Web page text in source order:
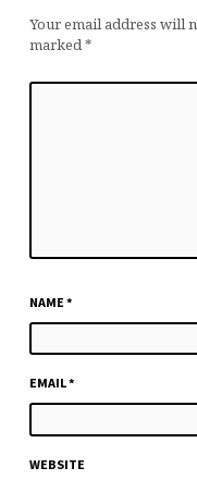
Your email address will
marked*
NAME *
EMAIL*
WEBSITE